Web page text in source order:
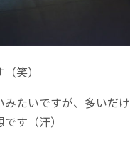
笑）
たいですが、多いだ
す（汗）